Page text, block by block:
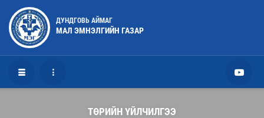
ДУНДГОВЬ АЙМАГ
МАЛ ЭМНЭЛГИЙН ГАЗАР
ТӨРИЙН ҮЙЛЧИЛГЭЭ